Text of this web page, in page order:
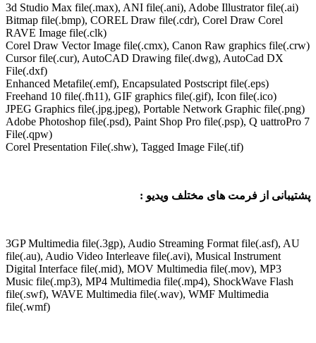
3d Studio Max file(.max), ANI file(.ani), Adobe Illustrator
Bitmap file(.bmp), COREL Draw file(.cdr), Corel Draw Corel
RAVE Image file(.clk)
Corel Draw Vector Image file(.cmx), Canon Raw graphics
Cursor file(.cur), AutoCAD Drawing file(.dwg), AutoCad DX
File(.dxf)
Enhanced Metafile(.emf), Encapsulated Postscript file(.eps)
Freehand 10 file(.fh11), GIF graphics file(.gif), Icon file(.ico)
JPEG Graphics file(.jpg.jpeg), Portable Network Graphic
Adobe Photoshop file(.psd), Paint Shop Pro file(.psp), Q
File(.qpw)
Corel Presentation File(.shw), Tagged Image File(.tif)
از فرمت های مختلف ویدیو :
3GP Multimedia file(.3gp), Audio Streaming Format file(.asf),
file(.au), Audio Video Interleave file(.avi), Musical Instrument
Digital Interface file(.mid), MOV Multimedia file(.mov), MP3
Music file(.mp3), MP4 Multimedia file(.mp4), ShockWave
file(.swf), WAVE Multimedia file(.wav), WMF Multimedia
file(.wmf)